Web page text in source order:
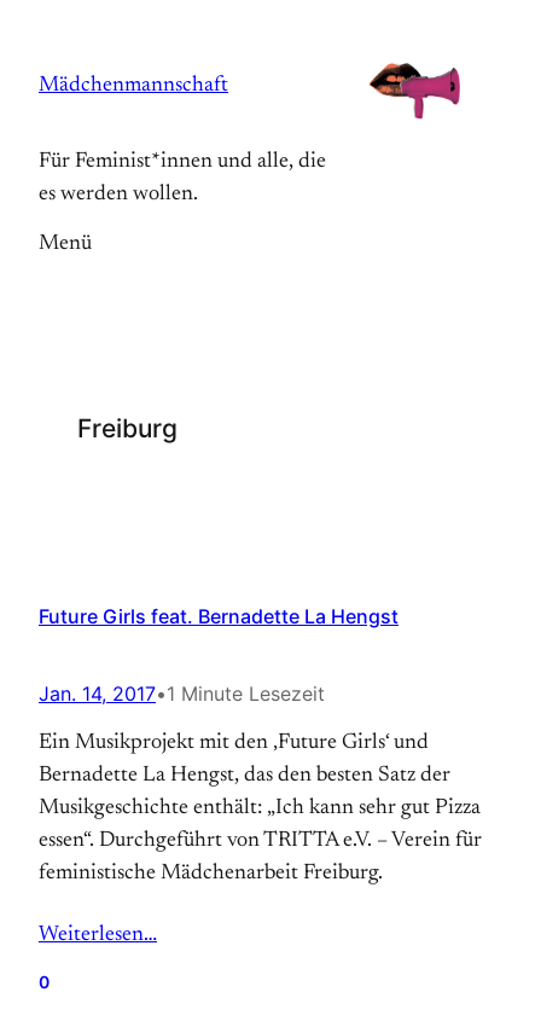
springen
Mädchenmannschaft
Für Feminist*innen und alle, die
es werden wollen.
Menü
Freiburg
Future Girls feat. Bernadette La Hengst
Jan. 14, 2017•1 Minute Lesezeit
Ein Musikprojekt mit den ‚Future Girls‘ und
Bernadette La Hengst, das den besten Satz der
Musikgeschichte enthält: „Ich kann sehr gut Pizza
essen“. Durchgeführt von TRITTA e.V. – Verein für
feministische Mädchenarbeit Freiburg.
Weiterlesen…
0